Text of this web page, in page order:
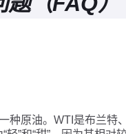
种原油。WTI是布兰特